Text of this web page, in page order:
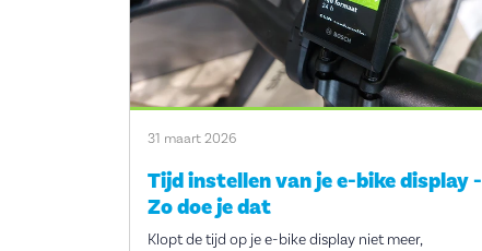
31 maart 2026
Tijd instellen van je e-bike display -
Zo doe je dat
Klopt de tijd op je e-bike display niet meer,